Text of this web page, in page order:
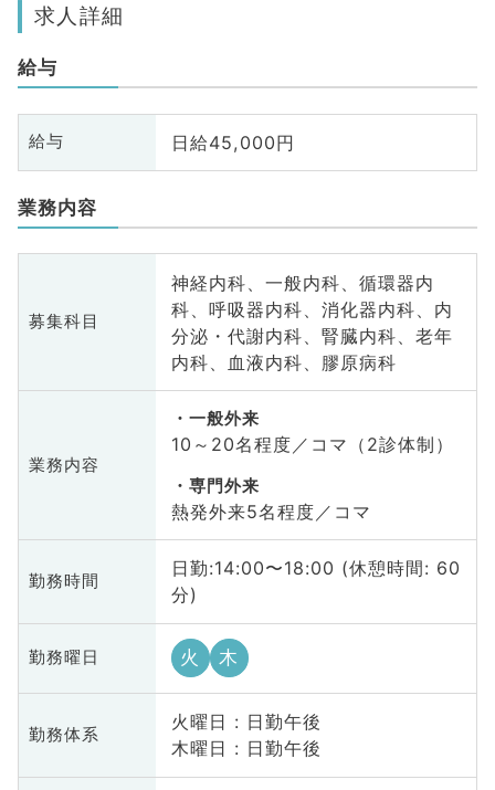
求人詳細
給与
給与 日給45,000円
業務内容
募集科目
神経内科、一般内科、循環器内
科、呼吸器内科、消化器内科、内
分泌・代謝内科、腎臓内科、老年
内科、血液内科、膠原病科
業務内容
一般外来
10～20名程度／コマ（2診体制）
専門外来
熱発外来5名程度／コマ
勤務時間
日勤:14:00〜18:00 (休憩時間: 60
分)
勤務曜日 火 木
勤務体系
火曜日 : 日勤午後
木曜日 : 日勤午後